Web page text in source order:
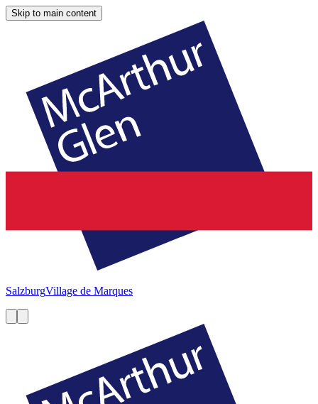
Skip to main content
SalzburgVillage de Marques